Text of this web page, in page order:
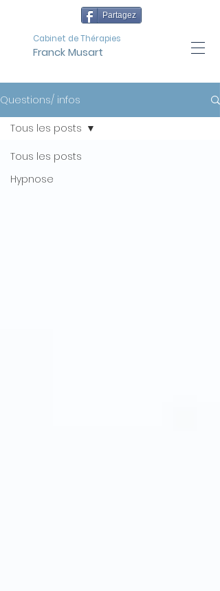
Partagez
Franck Musart
Cabinet de Thérapies
Questions/ infos
Tous les posts
Hypnose
Tous les posts